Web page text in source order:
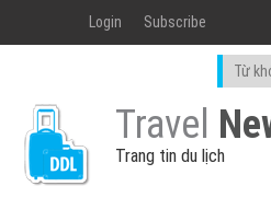
Login Subscribe
Travel
Trang tin du lịch